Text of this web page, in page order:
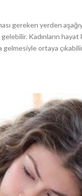
gereken yerden
Kadınların
ortaya